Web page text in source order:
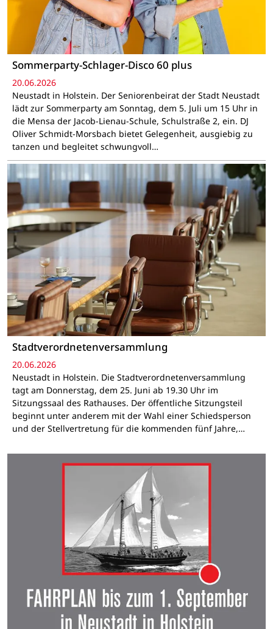
Sommerparty-Schlager-Disco 60 plus
20.06.2026
Neustadt in Holstein. Der Seniorenbeirat der Stadt Neustadt
lädt zur Sommerparty am Sonntag, dem 5. Juli um 15 Uhr in
die Mensa der Jacob-Lienau-Schule, Schulstraße 2, ein. DJ
Oliver Schmidt-Morsbach bietet Gelegenheit, ausgiebig zu
tanzen und begleitet schwungvoll…
Stadtverordnetenversammlung
20.06.2026
Neustadt in Holstein. Die Stadtverordnetenversammlung
tagt am Donnerstag, dem 25. Juni ab 19.30 Uhr im
Sitzungssaal des Rathauses. Der öffentliche Sitzungsteil
beginnt unter anderem mit der Wahl einer Schiedsperson
und der Stellvertretung für die kommenden fünf Jahre,…